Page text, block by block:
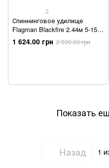
2
Спиннинговое удилище
Flagman Blackfire 2.44м 5-15г
+ Катушкa спиннинговая
Flagman Bonus 3000S
1 624.00 грн 2 030.00 грн
Показать
Назад 1